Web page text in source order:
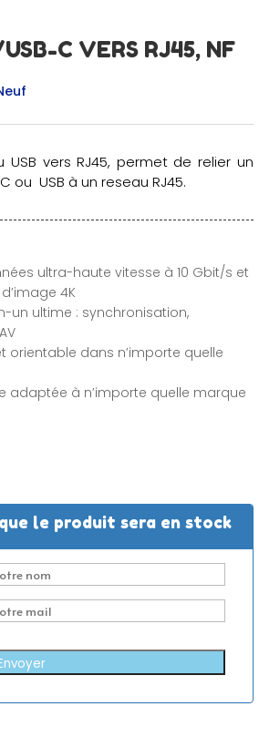
C VERS RJ45, NF
vers RJ45, permet de relier un
ou USB à un reseau RJ45.
ultra-haute vitesse à 10 Gbit/s et
4K
un ultime : synchronisation,
orientable dans n’importe quelle
adaptée à n’importe quelle marque
le produit sera en stock